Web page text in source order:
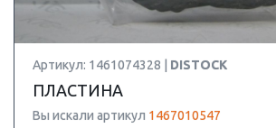
Артикул: 1461074328 | DISTOCK
ПЛАСТИНА
Вы искали артикул 1467010547